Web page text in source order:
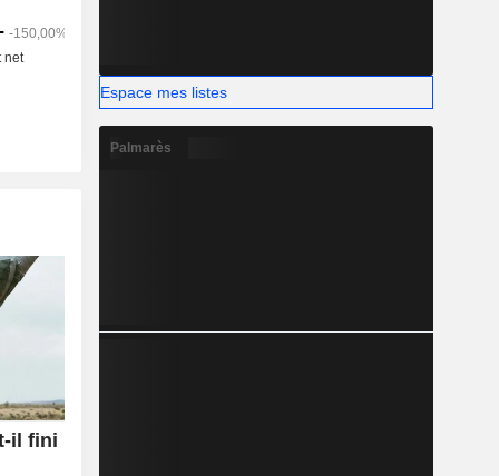
il fini
Espace mes listes
Palmarès